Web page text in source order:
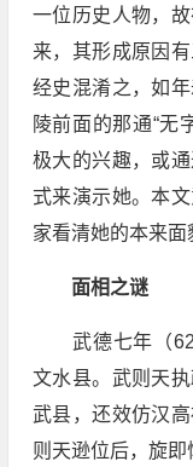
一位历史人物，
来，其形成原因
经史混淆之，如
陵前面的那通“无
极大的兴趣，或
式来演示她。本
家看清她的本来面
面相之谜
武德七年（624
文水县。武则天
武县，还效仿汉
则天逊位后，旋即